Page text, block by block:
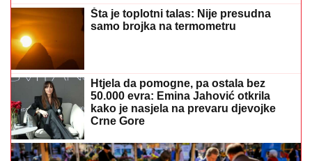
Šta je toplotni talas: Nije presudna
samo brojka na termometru
Htjela da pomogne, pa ostala bez
50.000 evra: Emina Jahović otkrila
kako je nasjela na prevaru djevojke
Crne Gore